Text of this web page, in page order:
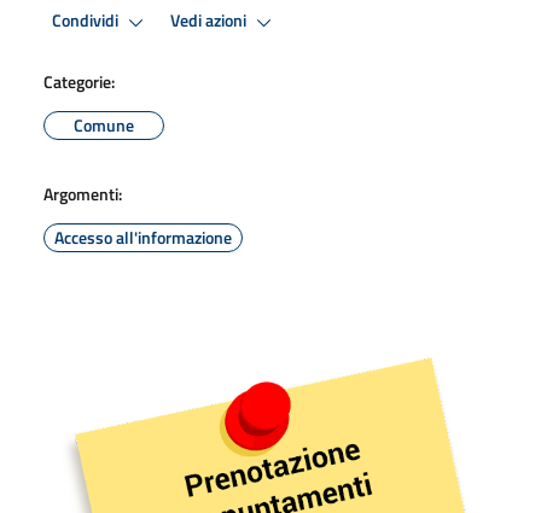
Condividi Vedi azioni
Categorie:
Comune
Argomenti:
Accesso all'informazione